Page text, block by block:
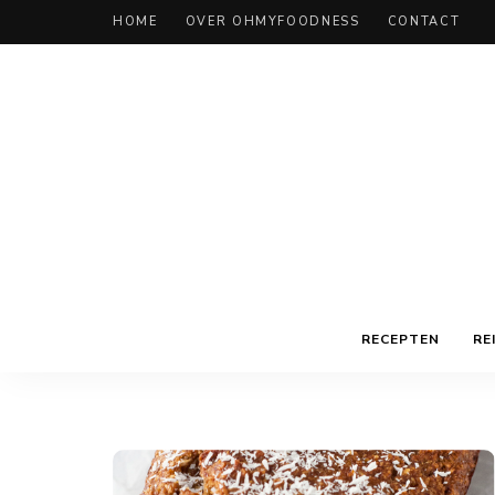
HOME OVER OHMYFOODNESS CONTACT
RECEPTEN